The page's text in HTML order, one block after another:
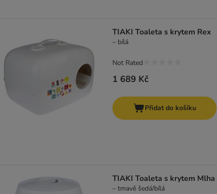
TIAKI Toaleta s krytem Rex
– bílá
1 689 Kč
Not Rated
Přidat do košíku
TIAKI Toaleta s krytem Mlha
– tmavě šedá/bílá